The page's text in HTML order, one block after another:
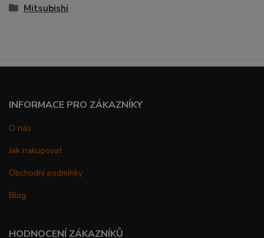
Mitsubishi
INFORMACE PRO ZÁKAZNÍKY
O nás
Jak nakupovat
Obchodní podmínky
Blog
HODNOCENÍ ZÁKAZNÍKŮ